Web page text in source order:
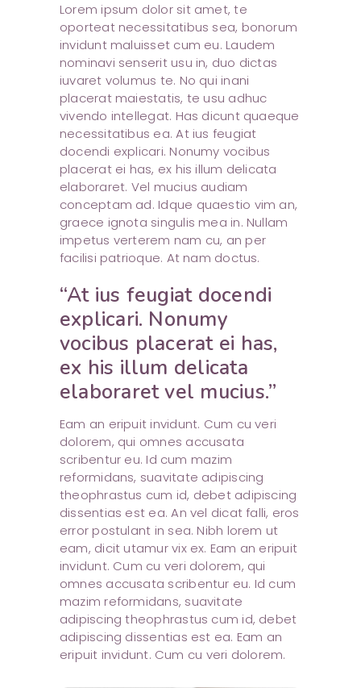
Lorem ipsum dolor sit amet, te
oporteat necessitatibus sea, bonorum
invidunt maluisset cum eu. Laudem
nominavi senserit usu in, duo dictas
iuvaret volumus te. No qui inani
placerat maiestatis, te usu adhuc
vivendo intellegat. Has dicunt quaeque
necessitatibus ea. At ius feugiat
docendi explicari. Nonumy vocibus
placerat ei has, ex his illum delicata
elaboraret. Vel mucius audiam
conceptam ad. Idque quaestio vim an,
graece ignota singulis mea in. Nullam
impetus verterem nam cu, an per
facilisi patrioque. At nam doctus.
“At ius feugiat docendi
explicari. Nonumy
vocibus placerat ei has,
ex his illum delicata
elaboraret vel mucius.”
Eam an eripuit invidunt. Cum cu veri
dolorem, qui omnes accusata
scribentur eu. Id cum mazim
reformidans, suavitate adipiscing
theophrastus cum id, debet adipiscing
dissentias est ea. An vel dicat falli, eros
error postulant in sea. Nibh lorem ut
eam, dicit utamur vix ex. Eam an eripuit
invidunt. Cum cu veri dolorem, qui
omnes accusata scribentur eu. Id cum
mazim reformidans, suavitate
adipiscing theophrastus cum id, debet
adipiscing dissentias est ea. Eam an
eripuit invidunt. Cum cu veri dolorem.